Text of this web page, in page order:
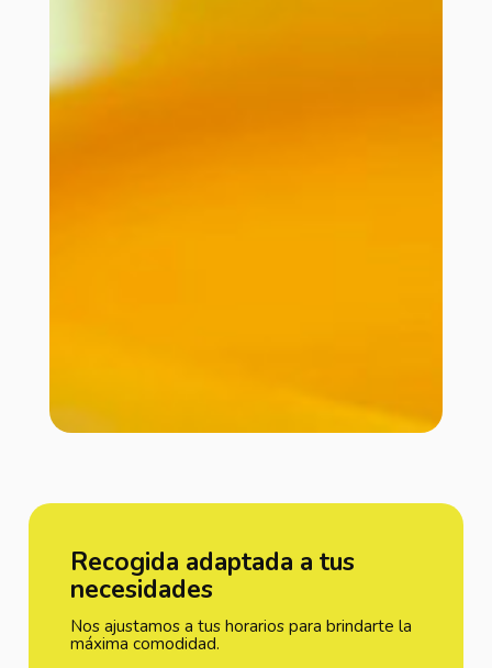
Recogida adaptada a tus
necesidades
Nos ajustamos a tus horarios para brindarte la
máxima comodidad.